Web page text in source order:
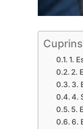
Cuprins
1.
2.
3.
4.
5.
6.